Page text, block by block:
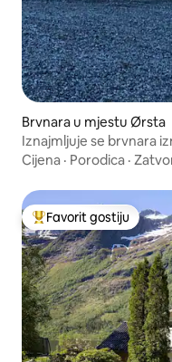
Brvnara u mjestu Ørsta
Iznajmljuje se brvnara
Sunnmøreu
Cijena · Porodica ·
Glavni favorit gostiju
Favorit gostiju